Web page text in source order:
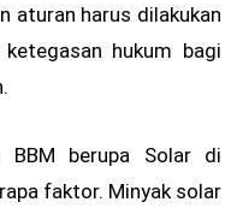
aturan harus dilakukan
hukum bagi
BBM berupa Solar di
faktor. Minyak solar